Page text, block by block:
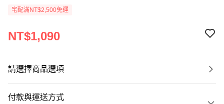
宅配滿NT$2,500免運
NT$1,090
請選擇商品選項
付款與運送方式